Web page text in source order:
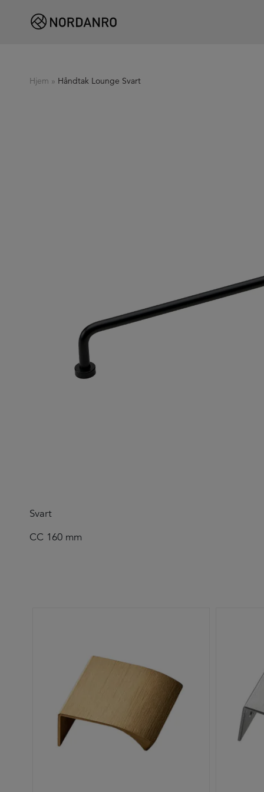
Hjem » Håndtak Lounge Svart
Svart
CC 160 mm